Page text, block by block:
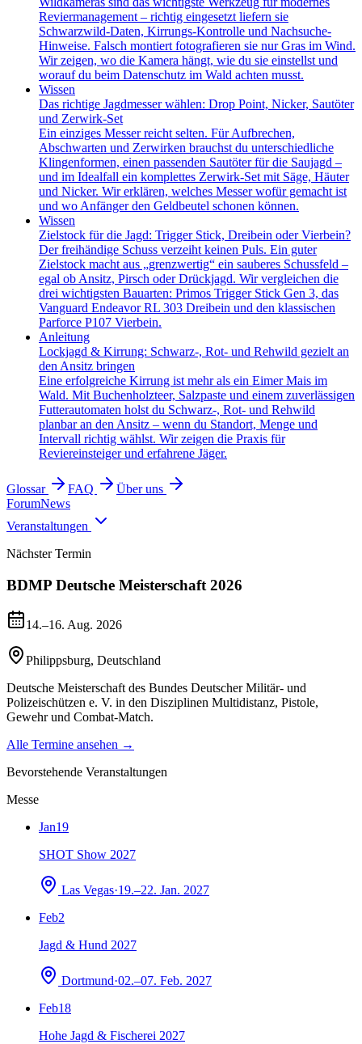
Reviermanagement – richtig eingesetzt liefern sie
Schwarzwild-Daten, Kirrungs-Kontrolle und Nachsuche-
Hinweise. Falsch montiert fotografieren sie nur Gras im Wind.
Wir zeigen, wo die Kamera hängt, wie du sie einstellst und
worauf du beim Datenschutz im Wald achten musst.
Wissen
Das richtige Jagdmesser wählen: Drop Point, Nicker, Sautöter
und Zerwirk-Set
Ein einziges Messer reicht selten. Für Aufbrechen,
Abschwarten und Zerwirken brauchst du unterschiedliche
Klingenformen, einen passenden Sautöter für die Saujagd –
und im Idealfall ein komplettes Zerwirk-Set mit Säge, Häuter
und Nicker. Wir erklären, welches Messer wofür gemacht ist
und wo Anfänger den Geldbeutel schonen können.
Wissen
Zielstock für die Jagd: Trigger Stick, Dreibein oder Vierbein?
Der freihändige Schuss verzeiht keinen Puls. Ein guter
Zielstock macht aus „grenzwertig“ ein sauberes Schussfeld –
egal ob Ansitz, Pirsch oder Drückjagd. Wir vergleichen die
drei wichtigsten Bauarten: Primos Trigger Stick Gen 3, das
Vanguard Endeavor RL 303 Dreibein und den klassischen
Parforce P107 Vierbein.
Anleitung
Lockjagd & Kirrung: Schwarz-, Rot- und Rehwild gezielt an
den Ansitz bringen
Eine erfolgreiche Kirrung ist mehr als ein Eimer Mais im
Wald. Mit Buchenholzteer, Salzpaste und einem zuverlässigen
Futterautomaten holst du Schwarz-, Rot- und Rehwild
planbar an den Ansitz – wenn du Standort, Menge und
Intervall richtig wählst. Wir zeigen die Praxis für
Reviereinsteiger und erfahrene Jäger.
Glossar FAQ
Über uns
ForumNews
Veranstaltungen
Nächster Termin
BDMP Deutsche Meisterschaft 2026
14.–16. Aug. 2026
Philippsburg, Deutschland
Deutsche Meisterschaft des Bundes Deutscher Militär- und
Polizeischützen e. V. in den Disziplinen Multidistanz, Pistole,
Gewehr und Combat-Match.
Alle Termine ansehen →
Bevorstehende Veranstaltungen
Messe
Jan19
SHOT Show 2027
Las Vegas·19.–22. Jan. 2027
Feb2
Jagd & Hund 2027
Dortmund·02.–07. Feb. 2027
Feb18
Hohe Jagd & Fischerei 2027